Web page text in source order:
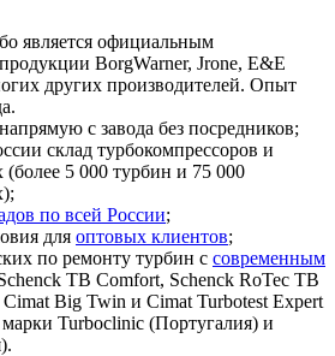
является официальным
BorgWarner, Jrone, E&E
других производителей. Опыт
с завода без посредников;
склад турбокомпрессоров и
(более 5 000 турбин и 75 000
по всей России;
для оптовых клиентов;
по ремонту турбин с современным
TB Comfort, Schenck RoTec TB
Big Twin и Cimat Turbotest Expert
Turboclinic (Португалия) и